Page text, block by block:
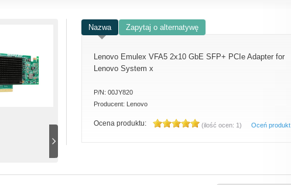
Nazwa Zapytaj o alternatywę
Lenovo Emulex VFA5 2x10 GbE SFP+ PCIe Adapter for
Lenovo System x
P/N: 00JY820
Producent: Lenovo
Ocena produktu: (ilość ocen: 1) Oceń produkt